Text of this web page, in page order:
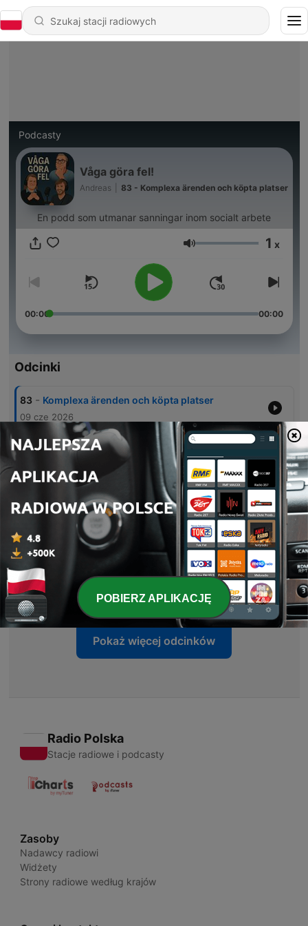
Podcasty
Våga göra fel!
Andreas 83 - Komplexa ärenden och köpta platser
En podd som utmanar sanningar inom socialt arbete
Głośność 1 x
00:00 00:00
Odcinki
83 - Komplexa ärenden och köpta platser
09 cze 2026
82 - Mediadrev
Socialt arbete 2040
25 kwi 2026
80 - Psykiatrins utmaningar och kultur
20 mar 2026
79 - Röda och gröna fel
20 lut 2026
Pokaż więcej odcinków
Radio Polska
Stacje radiowe i podcasty
Zasoby
Nadawcy radiowi
Widżety
Strony radiowe według krajów
POBIERZ APLIKACJĘ